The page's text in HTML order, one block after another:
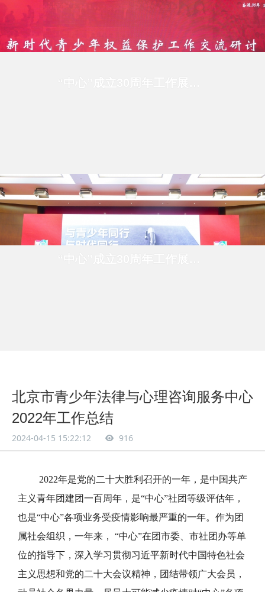
北京市青少年法律与心理咨询服务中心
2022年工作总结
2024-04-15 15:22:12 916
2022年是党的二十大胜利召开的一年，是中国共产
主义青年团建团一百周年，是“中心”社团等级评估年，
也是“中心”各项业务受疫情影响最严重的一年。作为团
属社会组织，一年来， “中心”在团市委、市社团办等单
位的指导下，深入学习贯彻习近平新时代中国特色社会
主义思想和党的二十大会议精神，团结带领广大会员，